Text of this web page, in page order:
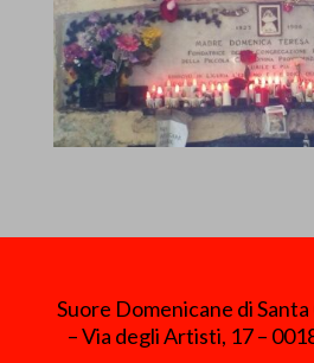
Suore Domenicane di
– Via degli Artisti, 17 –